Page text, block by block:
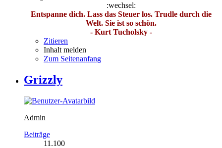
:wechsel:
Entspanne dich. Lass das Steuer los. Trudle durch die
Welt. Sie ist so schön.
- Kurt Tucholsky -
Zitieren
Inhalt melden
Zum Seitenanfang
Grizzly
Admin
Beiträge
11.100